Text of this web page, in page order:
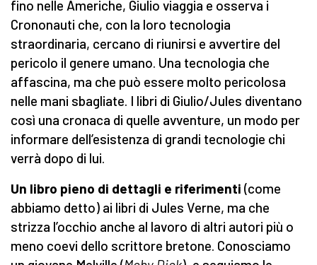
fino nelle Americhe, Giulio viaggia e osserva i
Crononauti che, con la loro tecnologia
straordinaria, cercano di riunirsi e avvertire del
pericolo il genere umano. Una tecnologia che
affascina, ma che può essere molto pericolosa
nelle mani sbagliate. I libri di Giulio/Jules diventano
così una cronaca di quelle avventure, un modo per
informare dell’esistenza di grandi tecnologie chi
verrà dopo di lui.
Un libro pieno di dettagli e riferimenti (come
abbiamo detto) ai libri di Jules Verne, ma che
strizza l’occhio anche al lavoro di altri autori più o
meno coevi dello scrittore bretone. Conosciamo